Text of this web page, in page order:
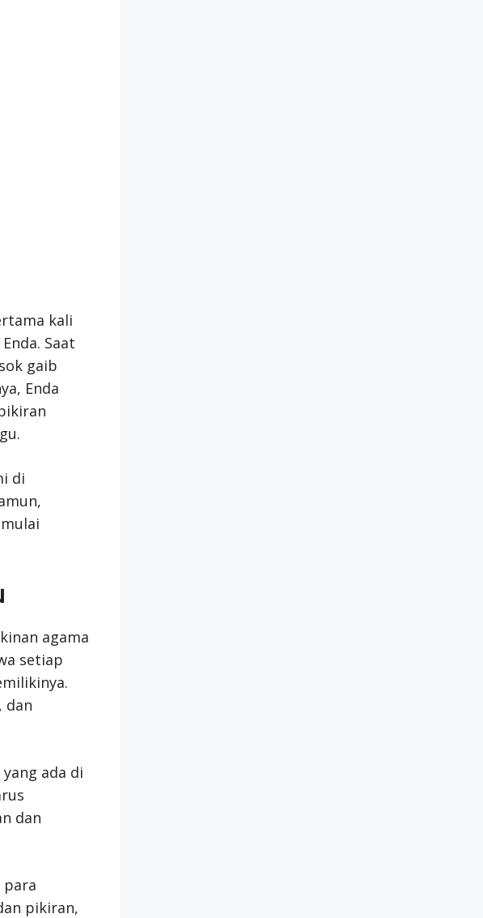
kali
Saat
gaib
Enda
di
agama
setiap
dan
ada di
dan
pikiran,